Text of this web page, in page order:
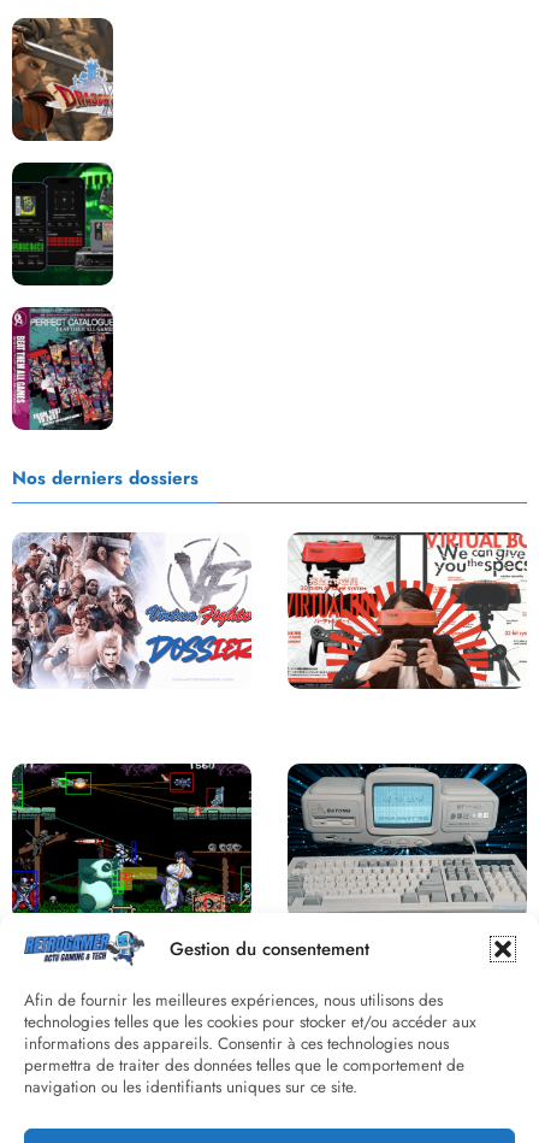
Gestion du consentement
Afin de fournir les meilleures expériences, nous utilisons des
technologies telles que les cookies pour stocker et/ou accéder aux
informations des appareils. Consentir à ces technologies nous
permettra de traiter des données telles que le comportement de
navigation ou les identifiants uniques sur ce site.
Nos derniers dossiers
Derrière le pixel : L’art caché de la
hitbox
Une machine incroyable et
inconnue : le Batong BT-686